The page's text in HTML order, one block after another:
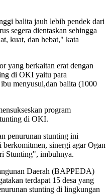
balita jauh lebih pendek dari
segera dientaskan sehingga
kuat, dan hebat," kata
yang berkaitan erat dengan
di OKI yaitu para
menyusui,dan balita (1000
program
di OKI.
penurunan stunting ini
sinergi agar Ogan
Stunting", imbuhnya.
Daerah (BAPPEDA)
terdapat 15 desa yang
stunting di lingkungan